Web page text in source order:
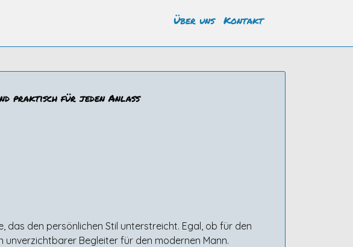
Über uns Kontakt
praktisch für jeden Anlass
den persönlichen Stil unterstreicht. Egal, ob für den
Begleiter für den modernen Mann.